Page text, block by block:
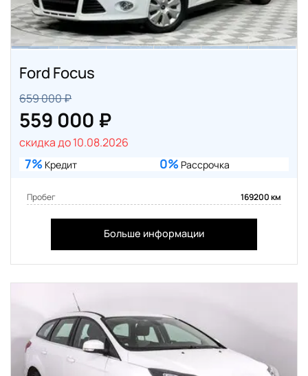
Ford Focus
659 000 ₽
559 000 ₽
скидка до 10.08.2026
7% Кредит 0% Рассрочка
Пробег 169200 км
Больше информации